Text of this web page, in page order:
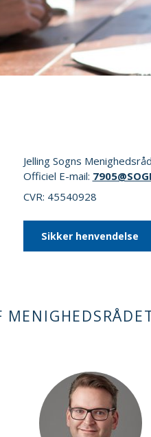
Jelling Sogns
Officiel E-mail:
CVR: 45540928
Sikker henvendelse